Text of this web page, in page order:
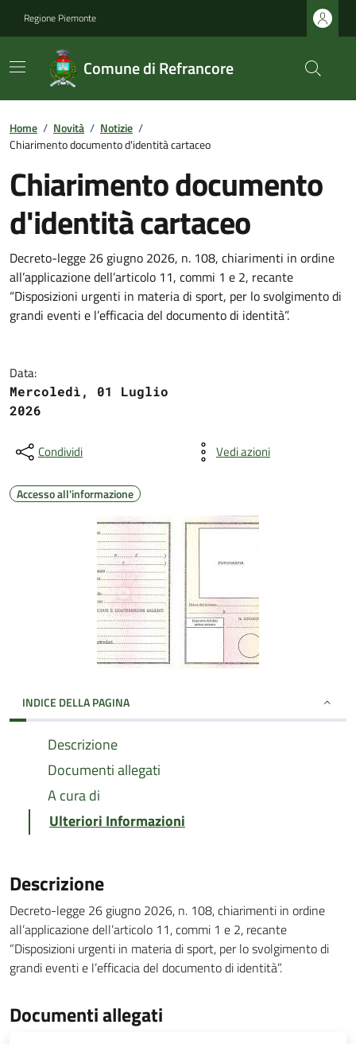
Regione Piemonte
Comune di Refrancore
Home / Novità / Notizie /
Chiarimento documento d'identità cartaceo
Chiarimento documento
d'identità cartaceo
Decreto-legge 26 giugno 2026, n. 108, chiarimenti in ordine
all’applicazione dell’articolo 11, commi 1 e 2, recante
“Disposizioni urgenti in materia di sport, per lo svolgimento di
grandi eventi e l’efficacia del documento di identità”.
Data:
Mercoledì, 01 Luglio
2026
Condividi Vedi azioni
Accesso all'informazione
INDICE DELLA PAGINA
Descrizione
Documenti allegati
A cura di
Ulteriori Informazioni
Descrizione
Decreto-legge 26 giugno 2026, n. 108, chiarimenti in ordine
all’applicazione dell’articolo 11, commi 1 e 2, recante
“Disposizioni urgenti in materia di sport, per lo svolgimento di
grandi eventi e l’efficacia del documento di identità”.
Documenti allegati